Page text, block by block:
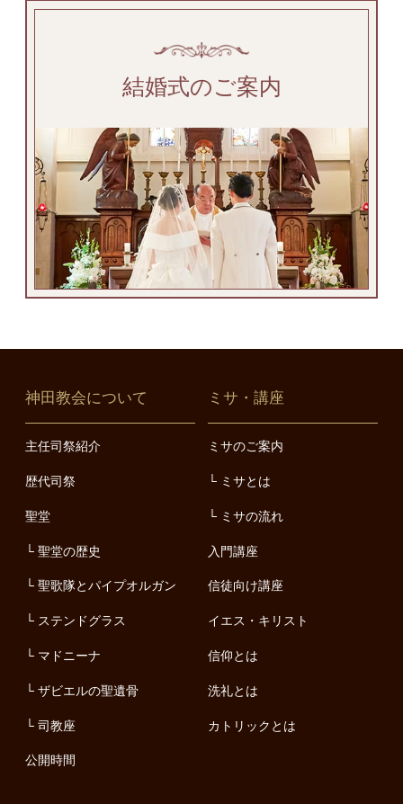
結婚式のご案内
神田教会について
主任司祭紹介
歴代司祭
聖堂
聖堂の歴史
聖歌隊とパイプオルガン
ステンドグラス
マドニーナ
ザビエルの聖遺骨
司教座
公開時間
ミサ・講座
ミサのご案内
ミサとは
ミサの流れ
入門講座
信徒向け講座
イエス・キリスト
信仰とは
洗礼とは
カトリックとは